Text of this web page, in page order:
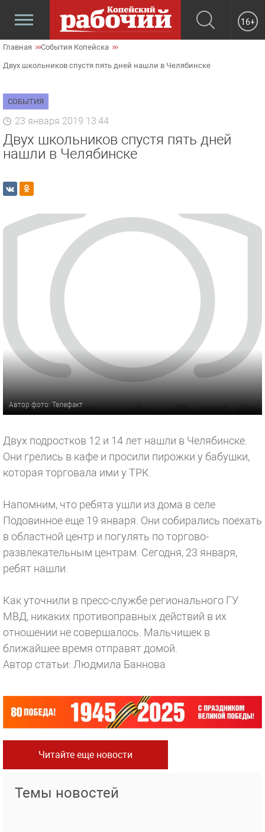
16+
Главная События Копейска
Двух школьников спустя пять дней нашли в Челябинске
СОБЫТИЯ
23 января 2019 13:44
Двух школьников спустя пять дней
нашли в Челябинске
Автор фото: Телефакт
Двух подростков 12 и 14 лет нашли в Челябинске.
Они грелись в кафе и просили пирожки у бабушки,
которая торговала ими у ТРК.
Напомним, что ребята ушли из дома в селе
Подовинное еще 19 января. Они собирались поехать
в областной центр и погулять по торгово-
развлекательным центрам. Сегодня, 23 января,
ребят нашли.
Как уточнили в пресс-службе регионального ГУ
МВД, никаких противоправных действий в их
отношении не совершалось. Мальчишек в
ближайшее время отправят домой.
Автор статьи: Людмила Баннова
Читайте еще новости
Темы новостей